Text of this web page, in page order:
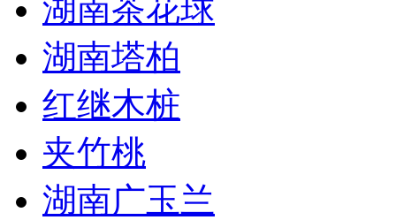
湖南茶花球
湖南塔柏
红继木桩
夹竹桃
湖南广玉兰